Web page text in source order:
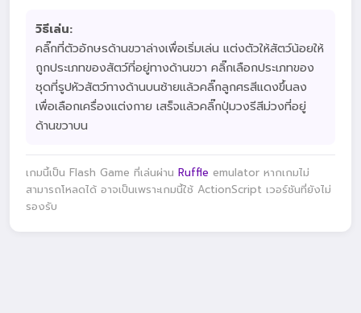
วิธีเล่น:
คลิ๊กที่ตัวอักษรด้านขวาล่างเพื่อเริ่มเล่น แต่งตัวให้สัตว์น้อยให้
ถูกประเภทของสัตว์ที่อยู่ทางด้านขวา คลิ๊กเลือกประเภทของ
ชุดที่รูปหัวสัตว์ทางด้านบนซ้ายแล้วคลิ๊กลูกศรสีแดงขึ้นลง
เพื่อเลือกเครื่องแต่งกาย เสร็จแล้วคลิ๊กปุ่มวงรีสีม่วงที่อยู่
ด้านขวาบน
เกมนี้เป็น Flash Game ที่เล่นผ่าน Ruffle emulator หากเกมไม่
สามารถโหลดได้ อาจเป็นเพราะเกมนี้ใช้ ActionScript เวอร์ชันที่ยังไม่
รองรับ